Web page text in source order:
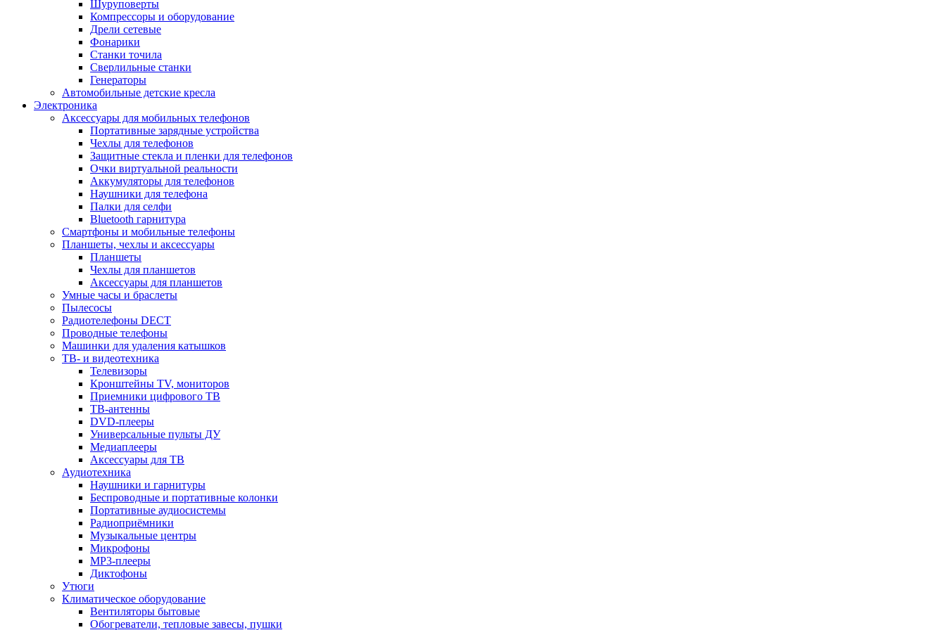
Шуруповерты
Компрессоры и оборудование
Дрели сетевые
Фонарики
Станки точила
Сверлильные станки
Генераторы
Автомобильные детские кресла
Электроника
Аксессуары для мобильных телефонов
Портативные зарядные устройства
Чехлы для телефонов
Защитные стекла и пленки для телефонов
Очки виртуальной реальности
Аккумуляторы для телефонов
Наушники для телефона
Палки для селфи
Bluetooth гарнитура
Смартфоны и мобильные телефоны
Планшеты, чехлы и аксессуары
Планшеты
Чехлы для планшетов
Аксессуары для планшетов
Умные часы и браслеты
Пылесосы
Радиотелефоны DECT
Проводные телефоны
Машинки для удаления катышков
ТВ- и видеотехника
Телевизоры
Кронштейны TV, мониторов
Приемники цифрового ТВ
ТВ-антенны
DVD-плееры
Универсальные пульты ДУ
Медиаплееры
Аксессуары для ТВ
Аудиотехника
Наушники и гарнитуры
Беспроводные и портативные колонки
Портативные аудиосистемы
Радиоприёмники
Музыкальные центры
Микрофоны
MP3-плееры
Диктофоны
Утюги
Климатическое оборудование
Вентиляторы бытовые
Обогреватели, тепловые завесы, пушки